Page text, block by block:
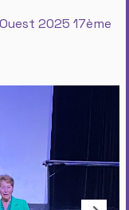
2025 17ème